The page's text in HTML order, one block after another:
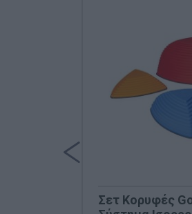
Σετ Κορυφές